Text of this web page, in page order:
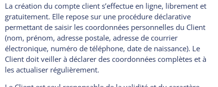
La création du compte client s’effectue en ligne, librement et
gratuitement. Elle repose sur une procédure déclarative
permettant de saisir les coordonnées personnelles du Client
(nom, prénom, adresse postale, adresse de courrier
électronique, numéro de téléphone, date de naissance). Le
Client doit veiller à déclarer des coordonnées complètes et à
les actualiser régulièrement.